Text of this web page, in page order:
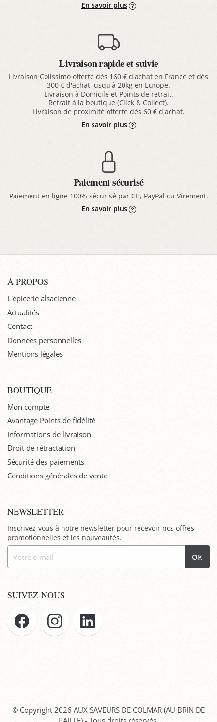
En savoir plus
Livraison rapide et suivie
Livraison Colissimo offerte dès 160 € d'achat en France et dès
300 € d'achat jusqu'à 20kg en Europe.
Livraison à Domicile et Points de retrait.
Retrait à la boutique (Click & Collect).
Livraison de proximité offerte dès 60 € d'achat.
En savoir plus
Paiement sécurisé
Paiement en ligne 100% sécurisé par CB, PayPal ou Virement.
En savoir plus
À PROPOS
L'épicerie alsacienne
Actualités
Contact
Données personnelles
Mentions légales
BOUTIQUE
Mon compte
Avantage Points de fidélité
Informations de livraison
Droit de rétractation
Sécurité des paiements
Conditions générales de vente
NEWSLETTER
Inscrivez-vous à notre newsletter pour recevoir nos offres
promotionnelles et les nouveautés.
OK
SUIVEZ-NOUS
© Copyright 2026 AUX SAVEURS DE COLMAR (AU BRIN DE